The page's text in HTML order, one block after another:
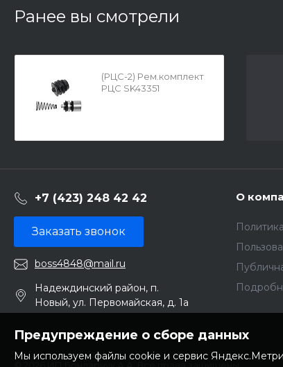
Ранее вы смотрели
(РЦС-2) Рем.комплект
РЦС SK43351
+7 (423) 248 42 42
Заказать звонок
boss4848@mail.ru
Надеждинский район, п.
Новый, ул. Первомайская, д. 1а
О
Предупреждение о сборе данных
Мы используем файлы cookie и сервис